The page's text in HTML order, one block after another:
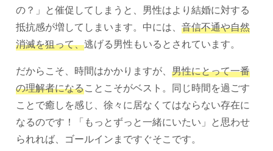
の？」と催促してしまうと、男性はより結婚に対する
抵抗感が増してしまいます。中には、 音信不通や自然
消滅を狙って、逃げる男性もいるとされています。
だからこそ、時間はかかりますが、 男性にとって一番
の理解者になることこそがベスト。同じ時間を過ごす
ことで癒しを感じ、徐々に居なくてはならない存在に
なるのです！「もっとずっと一緒にいたい」と思わせ
られれば、ゴールインまですぐそこです。